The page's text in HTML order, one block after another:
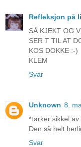
Refleksjon på
SÅ KJEKT OG
SER T TIL AT
KOS DOKKE :-)
KLEM
Svar
Unknown 8.
*tørker sikkel av
Den så helt
Svar